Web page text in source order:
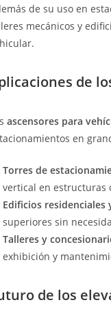
de su uso en
mecánicos y
de
ascensores para
en
Torres de
vertical en estructuras
Edificios residenciales
superiores sin
Talleres y
exhibición y
de los